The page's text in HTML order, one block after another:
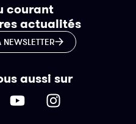
courant
actualités
NEWSLETTER
aussi sur